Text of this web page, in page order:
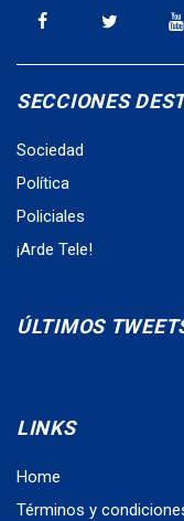
SECCIONES
Sociedad
Política
Policiales
¡Arde Tele!
ÚLTIMOS
LINKS
Home
Términos y